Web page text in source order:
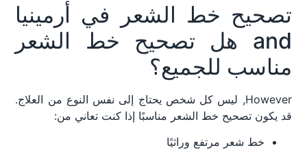
تصحيح خط الشعر في أرمينيا
and هل تصحيح خط الشعر
مناسب للجميع؟
However, ليس كل شخص يحتاج إلى نفس النوع من العلاج.
قد يكون تصحيح خط الشعر مناسبًا إذا كنت تعاني من:
خط شعر مرتفع وراثيًا